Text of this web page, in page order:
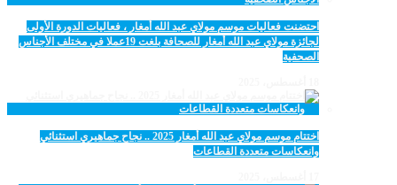
احتضنت فعاليات موسم مولاي عبد الله أمغار ، فعاليات الدورة الأولى
لجائزة مولاي عبد الله أمغار للصحافة بلغت 19عملا في مختلف الأجناس
الصحفية
اختتام موسم مولاي عبد الله أمغار 2025 .. نجاح جماهيري استثنائي
وانعكاسات متعددة القطاعات